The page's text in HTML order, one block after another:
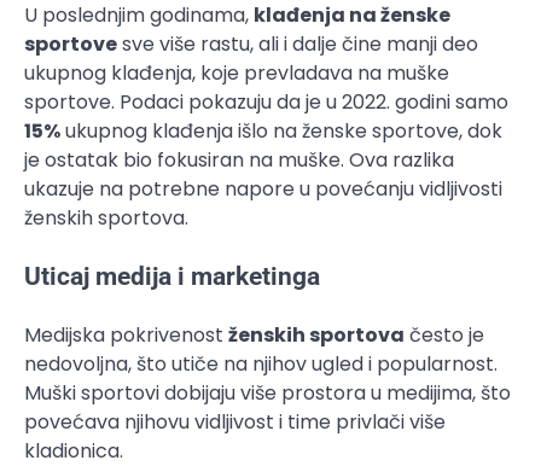
U poslednjim godinama, klađenja na ženske
sportovesve više rastu, ali i dalje čine manji deo
ukupnog klađenja, koje prevladava na muške
sportove. Podaci pokazuju da je u 2022. godini samo
15%ukupnog klađenja išlo na ženske sportove, dok
je ostatak bio fokusiran na muške. Ova razlika
ukazuje na potrebne napore u povećanju vidljivosti
ženskih sportova.
Uticaj medija i marketinga
Medijska pokrivenost ženskih sportova često je
nedovoljna, što utiče na njihov ugled i popularnost.
Muški sportovi dobijaju više prostora u medijima, što
povećava njihovu vidljivost i time privlači više
kladionica.